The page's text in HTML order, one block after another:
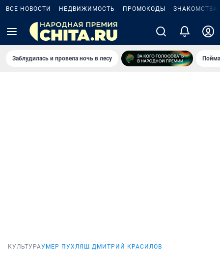
ВСЕ НОВОСТИ НЕДВИЖИМОСТЬ ПРОМОКОДЫ ЗНАКОМСТВА
Заблудилась и провела ночь в лесу
КУЛЬТУРАУМЕР ПУХЛЯШ ДМИТРИЙ КРАСИЛОВ